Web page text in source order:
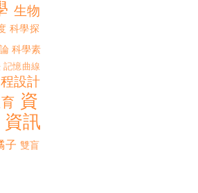
生物
科學探
科學素
記憶曲線
設計
資
資訊
子 雙盲